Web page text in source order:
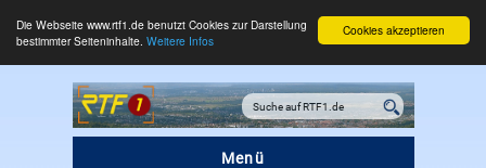
Cookies akzeptieren
Die Webseite www.rtf1.de benutzt Cookies zur Darstellung
bestimmter Seiteninhalte. Weitere Infos
Menü